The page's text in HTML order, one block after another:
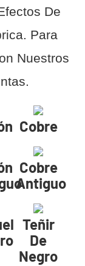
De
Para
Nuestros
Cobre
Cobre
Antiguo
Teñir
De
Negro